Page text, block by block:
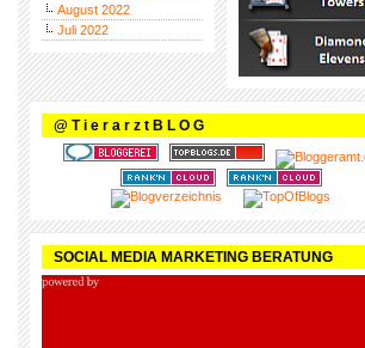
August 2022
Juli 2022
@ T i e r a r z t B L O G
SOCIAL MEDIA MARKETING BERATUNG